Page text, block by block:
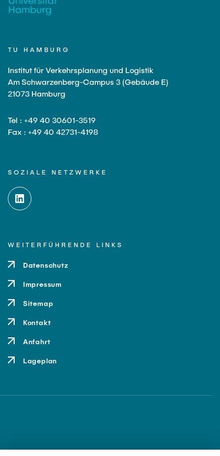
TU HAMBURG
Institut für Verkehrsplanung und Logistik
Am Schwarzenberg-Campus 3 (Gebäude E)
21073 Hamburg
Tel : +49 40 30601-3519
Fax : +49 40 42731-4198
SOZIALE NETZWERKE
WEITERFÜHRENDE LINKS
Datenschutz
Impressum
Sitemap
Kontakt
Anfahrt
Lageplan